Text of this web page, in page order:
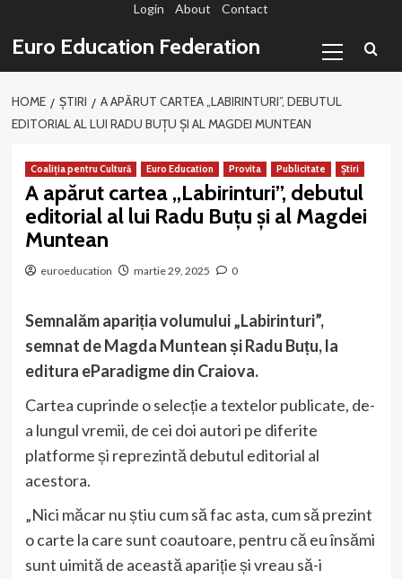
conținut
Login About Contact
Euro Education Federation
Menu
HOME ȘTIRI
A APĂRUT CARTEA „LABIRINTURI”, DEBUTUL
EDITORIAL AL LUI RADU BUȚU ŞI AL MAGDEI MUNTEAN
Coaliția pentru Cultură Euro Education Provita Publicitate Știri
A apărut cartea „Labirinturi”, debutul
editorial al lui Radu Buțu şi al Magdei
Muntean
euroeducation martie 29, 2025 0
Semnalăm apariția volumului „Labirinturi”,
semnat de Magda Muntean și Radu Buțu, la
editura eParadigme din Craiova.
Cartea cuprinde o selecție a textelor publicate, de-
a lungul vremii, de cei doi autori pe diferite
platforme și reprezintă debutul editorial al
acestora.
„Nici măcar nu știu cum să fac asta, cum să prezint
o carte la care sunt coautoare, pentru că eu însămi
sunt uimită de această apariție și vreau să-i